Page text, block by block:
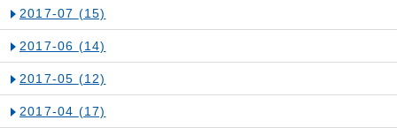
2017-07 (15)
2017-06 (14)
2017-05 (12)
2017-04 (17)